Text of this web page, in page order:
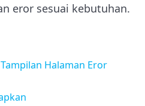
eror sesuai kebutuhan.
Halaman Eror